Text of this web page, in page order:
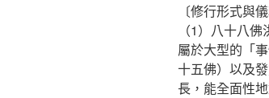
〔修行形式與
（1）八十八佛
屬於大型的「
十五佛）以及
長，能全面性